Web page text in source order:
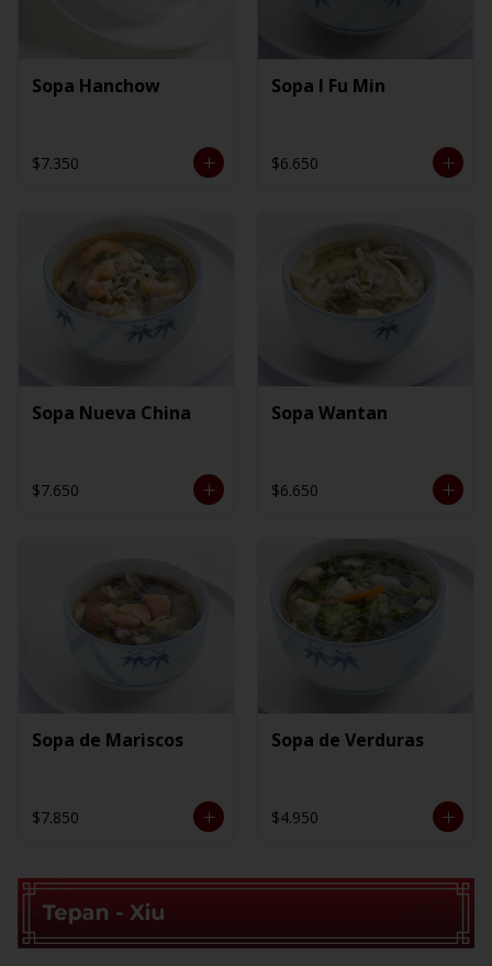
Sopa Hanchow
$7.350
Sopa I Fu Min
$6.650
Sopa Nueva China
$7.650
Sopa Wantan
$6.650
Sopa de Mariscos
$7.850
Sopa de Verduras
$4.950